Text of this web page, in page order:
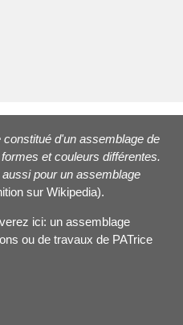
d'un assemblage de
et couleurs différentes.
pour un assemblage
sur Wikipedia).
ici: un assemblage
ou de travaux de PATrice